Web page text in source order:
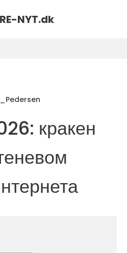
NYT.dk
кракен